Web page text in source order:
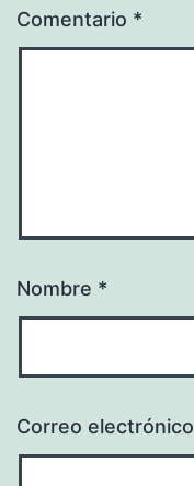
Comentario *
Nombre *
Correo electrónico